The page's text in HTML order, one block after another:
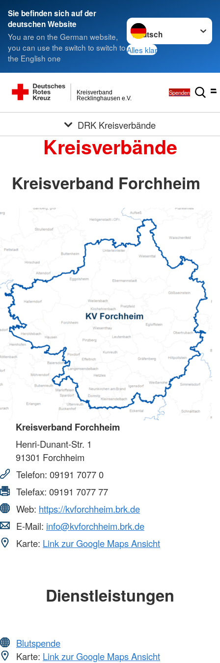
Sie befinden sich auf der
deutschen Website
You are on the German website,
you can use the switch to switch to
the English one
Sprache wechseln zu
Alles klar
Recklinghausen e.V.
Kreisverband Spenden
DRK Kreisverbände
Kreisverbände
Kreisverband Forchheim
Kreisverband Forchheim
Henri-Dunant-Str. 1
91301 Forchheim
Telefon: 09191 7077 0
Telefax: 09191 7077 77
Web: https://kvforchheim.brk.de
E-Mail: info@kvforchheim.brk.de
Karte: Link zur Google Maps Ansicht
Dienstleistungen
Blutspende
Karte: Link zur Google Maps Ansicht